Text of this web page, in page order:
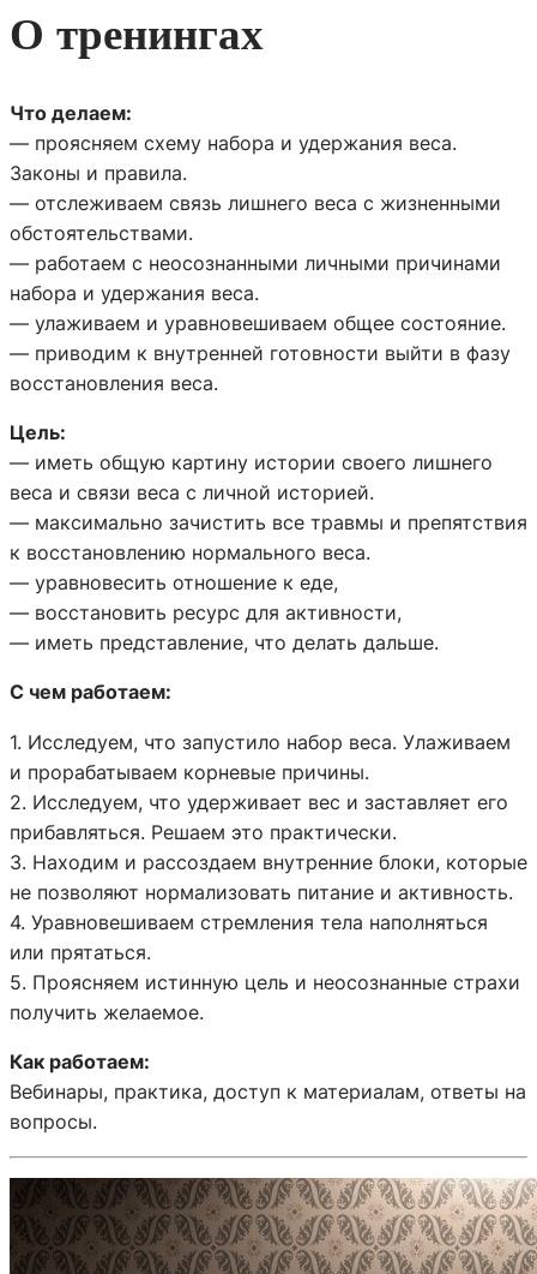
О тренингах
Что делаем:
— проясняем схему набора и удержания веса.
Законы и правила.
— отслеживаем связь лишнего веса с жизненными
обстоятельствами.
— работаем с неосознанными личными причинами
набора и удержания веса.
— улаживаем и уравновешиваем общее состояние.
— приводим к внутренней готовности выйти в фазу
восстановления веса.
Цель:
— иметь общую картину истории своего лишнего
веса и связи веса с личной историей.
— максимально зачистить все травмы и препятствия
к восстановлению нормального веса.
— уравновесить отношение к еде,
— восстановить ресурс для активности,
— иметь представление, что делать дальше.
С чем работаем:
1. Исследуем, что запустило набор веса. Улаживаем
и прорабатываем корневые причины.
2. Исследуем, что удерживает вес и заставляет его
прибавляться. Решаем это практически.
3. Находим и рассоздаем внутренние блоки, которые
не позволяют нормализовать питание и активность.
4. Уравновешиваем стремления тела наполняться
или прятаться.
5. Проясняем истинную цель и неосознанные страхи
получить желаемое.
Как работаем:
Вебинары, практика, доступ к материалам, ответы на
вопросы.